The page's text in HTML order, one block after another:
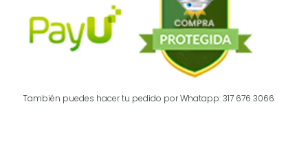
También puedes hacer tu pedido por Whatapp: 317 676 3066